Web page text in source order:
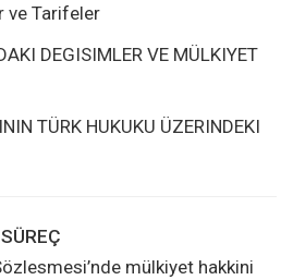
ve Tarifeler
DEGISIMLER VE MÜLKIYET
TÜRK HUKUKU ÜZERINDEKI
mülkiyet hakkini